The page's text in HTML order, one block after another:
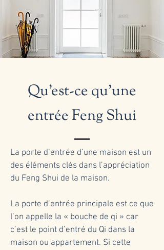
Qu'est-ce qu'une
entrée Feng Shui
La porte d’entrée d’une maison est un
des éléments clés dans l’appréciation
du Feng Shui de la maison.
La porte d’entrée principale est ce que
l’on appelle la « bouche de qi » car
c’est le point d’entré du Qi dans la
maison ou appartement. Si cette